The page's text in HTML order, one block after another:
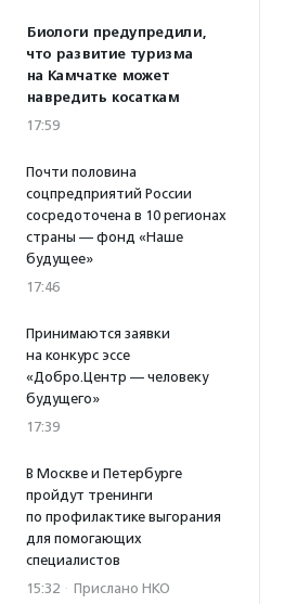
Биологи предупредили,
что развитие туризма
на Камчатке может
навредить косаткам
17:59
Почти половина
соцпредприятий России
сосредоточена в 10 регионах
страны — фонд «Наше
будущее»
17:46
Принимаются заявки
на конкурс эссе
«Добро.Центр — человеку
будущего»
17:39
В Москве и Петербурге
пройдут тренинги
по профилактике выгорания
для помогающих
специалистов
15:32 · Прислано НКО